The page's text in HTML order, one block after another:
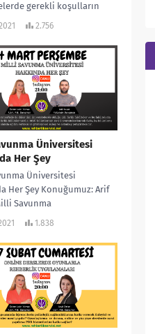
gerekli koşulların
uygun görüşme
2.756
Üniversitesi
Her Şey
Üniversitesi
Her Şey Konuğumuz: Arif
Savunma
de diğer tüm
1.838